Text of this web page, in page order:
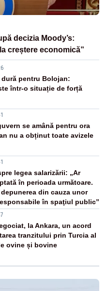
decizia Moody’s:
creștere economică”
dură pentru Bolojan:
într-o situație de forță
se amână pentru ora
nu a obținut toate avizele
legea salarizării: „Ar
în perioada următoare.
din cauza unor
în spaţiul public”
la Ankara, un acord
tranzitului prin Turcia al
ovine și bovine